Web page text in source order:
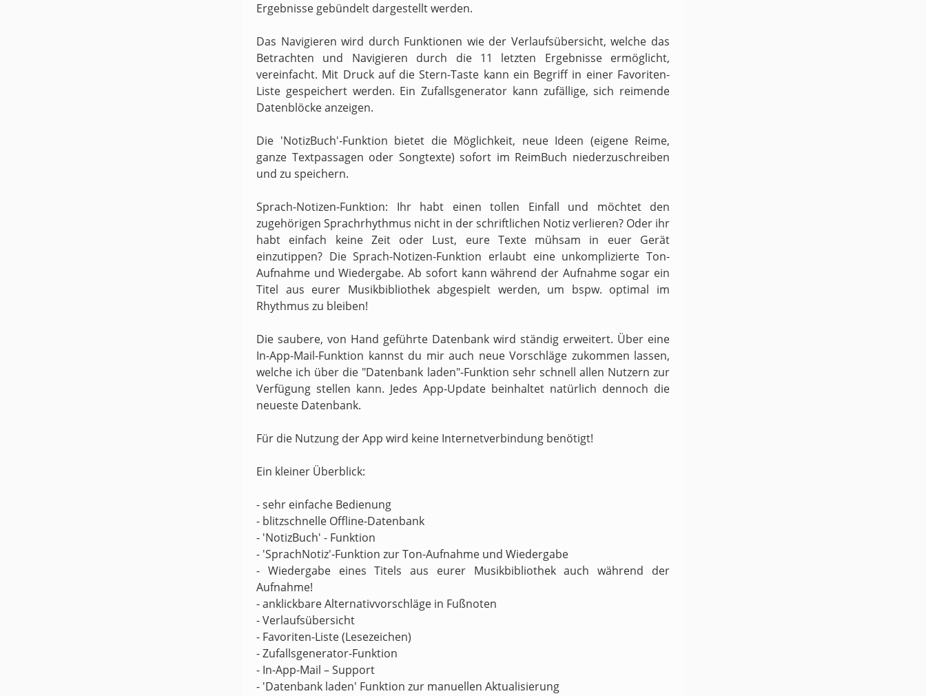
Ergebnisse gebündelt dargestellt werden.
Das Navigieren wird durch Funktionen wie der Verlaufsübersicht, welche das
Betrachten und Navigieren durch die 11 letzten Ergebnisse ermöglicht,
vereinfacht. Mit Druck auf die Stern-Taste kann ein Begriff in einer Favoriten-
Liste gespeichert werden. Ein Zufallsgenerator kann zufällige, sich reimende
Datenblöcke anzeigen.
Die 'NotizBuch'-Funktion bietet die Möglichkeit, neue Ideen (eigene Reime,
ganze Textpassagen oder Songtexte) sofort im ReimBuch niederzuschreiben
und zu speichern.
Sprach-Notizen-Funktion: Ihr habt einen tollen Einfall und möchtet den
zugehörigen Sprachrhythmus nicht in der schriftlichen Notiz verlieren? Oder ihr
habt einfach keine Zeit oder Lust, eure Texte mühsam in euer Gerät
einzutippen? Die Sprach-Notizen-Funktion erlaubt eine unkomplizierte Ton-
Aufnahme und Wiedergabe. Ab sofort kann während der Aufnahme sogar ein
Titel aus eurer Musikbibliothek abgespielt werden, um bspw. optimal im
Rhythmus zu bleiben!
Die saubere, von Hand geführte Datenbank wird ständig erweitert. Über eine
In-App-Mail-Funktion kannst du mir auch neue Vorschläge zukommen lassen,
welche ich über die "Datenbank laden"-Funktion sehr schnell allen Nutzern zur
Verfügung stellen kann. Jedes App-Update beinhaltet natürlich dennoch die
neueste Datenbank.
Für die Nutzung der App wird keine Internetverbindung benötigt!
Ein kleiner Überblick:
- sehr einfache Bedienung
- blitzschnelle Offline-Datenbank
- 'NotizBuch' - Funktion
- 'SprachNotiz'-Funktion zur Ton-Aufnahme und Wiedergabe
- Wiedergabe eines Titels aus eurer Musikbibliothek auch während der
Aufnahme!
- anklickbare Alternativvorschläge in Fußnoten
- Verlaufsübersicht
- Favoriten-Liste (Lesezeichen)
- Zufallsgenerator-Funktion
- In-App-Mail – Support
- 'Datenbank laden' Funktion zur manuellen Aktualisierung